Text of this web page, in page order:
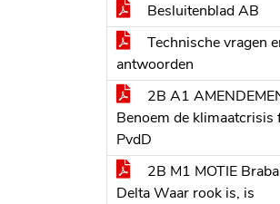
Besluitenblad AB
Technische vragen
antwoorden
2B A1
Benoem de klimaatcrisis
PvdD
2B M1 MOTIE
Delta Waar rook is, is